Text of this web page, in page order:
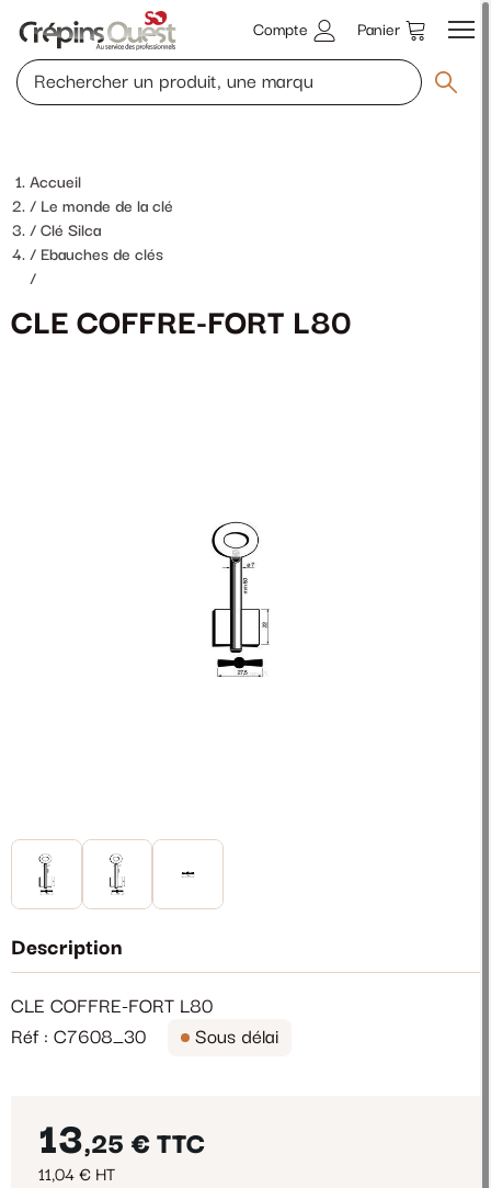
Compte Panier
Accueil
Le monde de la clé
Clé Silca
Ebauches de clés
/
CLE COFFRE-FORT L80
Description
CLE COFFRE-FORT L80
Réf : C7608_30
Sous délai
13,25 € TTC
11,04 € HT